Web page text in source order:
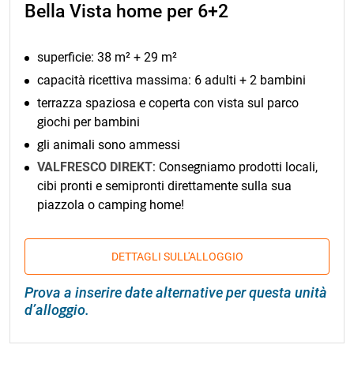
Bella Vista home per 6+2
superficie: 38 m² + 29 m²
capacità ricettiva massima: 6 adulti + 2 bambini
terrazza spaziosa e coperta con vista sul parco
giochi per bambini
gli animali sono ammessi
VALFRESCO DIREKT: Consegniamo prodotti locali,
cibi pronti e semipronti direttamente sulla sua
piazzola o camping home!
DETTAGLI SULL'ALLOGGIO
Prova a inserire date alternative per questa unità
d’alloggio.